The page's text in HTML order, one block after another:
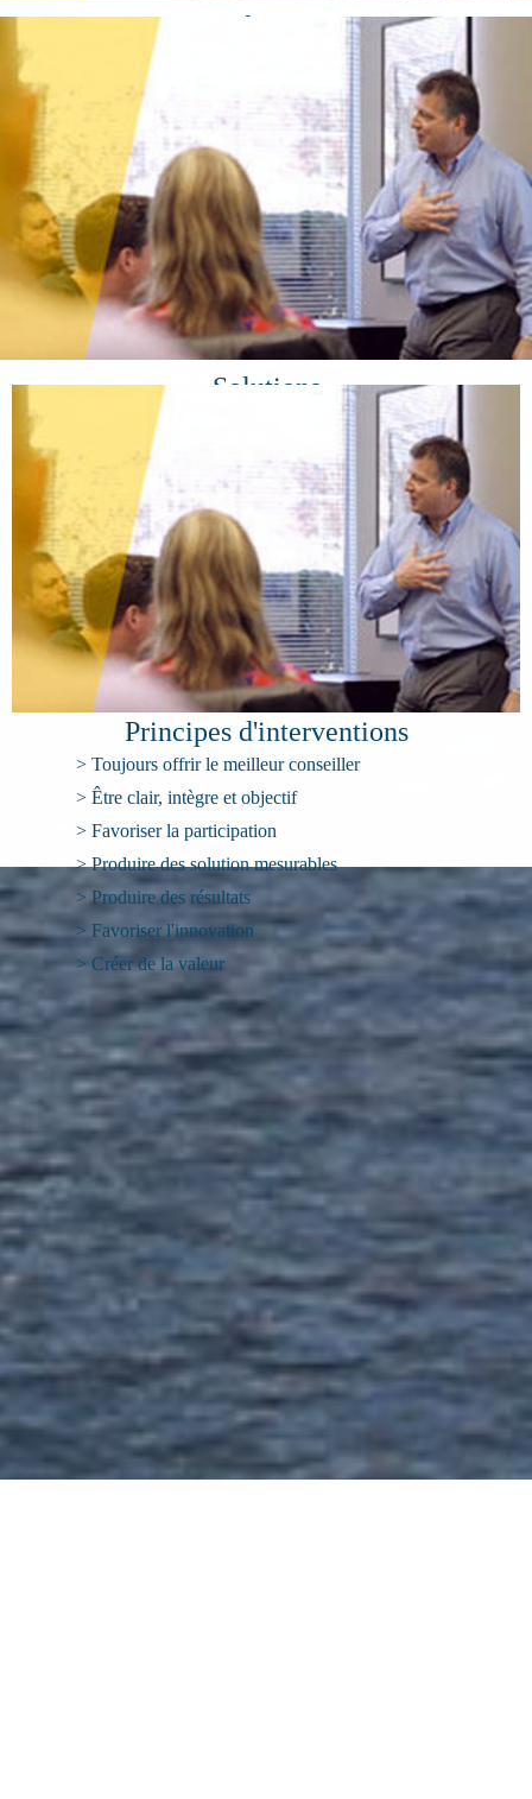
Clients
> Ministère de la justice du Québec
> Ministère des ressources naturelles
> RAMQ
> Ville de Montréal
> Cirque du Soleil
> Industrie Canada
> Sûreté du Québec
> Hydro-Québec
Solutions
> Apprendre les meilleures pratiques
> Comprendre les systèmes en place
> Évaluer les connaissances
> Élaborer un plan d'action
> Énoncer les résultats attendus
> Établir les rôles et les contributions
> Implanter les changements souhaités
> Atteindre des résultats mesurables
Principes d'interventions
> Toujours offrir le meilleur conseiller
> Être clair, intègre et objectif
> Favoriser la participation
> Produire des solution mesurables
> Produire des résultats
> Favoriser l'innovation
> Créer de la valeur
ALLIANCE MANAGEMENT INC.
1440 Sainte-Catherine West, Suite 515
Montreal, QC H3G 1R8
T 514 342-2333
F 514 342-2330
info@alliance-management.qc.ca
Denis Tremblay
Président et Associé principal
dtremblay@alliance-management.qc.ca
Copyright 2026 Alliance Management Inc. | Tous droits réservés